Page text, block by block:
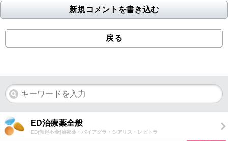
新規コメントを書き込む
戻る
ED治療薬全般
ED(勃起不全)治療薬・バイアグラ・シアリス・レビトラ